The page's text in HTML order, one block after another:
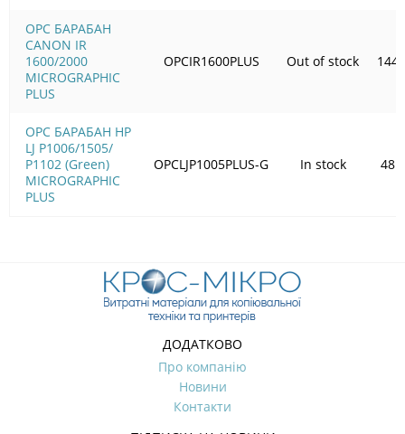
OPC БАРАБАН
CANON IR
1600/2000
MICROGRAPHIC
PLUS
OPC БАРАБАН HP
LJ P1006/1505/
Р1102 (Green)
MICROGRAPHIC
PLUS
OPCIR1600PLUS Out of stock
OPCLJP1005PLUS-G In stock
ДОДАТКОВО
Про компанію
Новини
Контакти